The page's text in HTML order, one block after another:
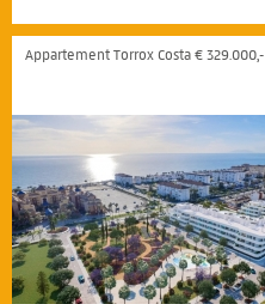
Appartement Torrox Costa € 329.000,-